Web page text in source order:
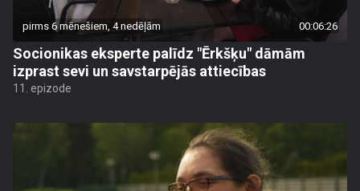
pirms 6 mēnešiem, 4 nedēļām 00:06:26
Socionikas eksperte palīdz "Ērkšķu" dāmām
izprast sevi un savstarpējās attiecības
11. epizode